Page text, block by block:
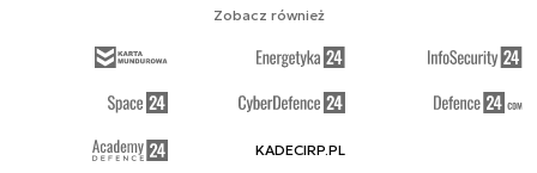
Zobacz również
KADECIRP.PL